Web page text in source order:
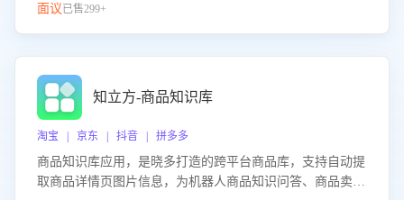
面议已售299+
知立方-商品知识库
淘宝 | 京东 | 抖音 | 拼多多
商品知识库应用，是晓多打造的跨平台商品库，支持自动提
取商品详情页图片信息，为机器人商品知识问答、商品卖点